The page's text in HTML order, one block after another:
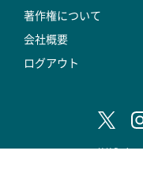
著作権について
会社概要
ログアウト
©